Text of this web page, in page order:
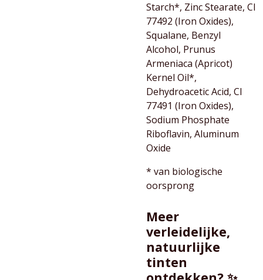
Starch*, Zinc Stearate, CI
77492 (Iron Oxides),
Squalane, Benzyl
Alcohol, Prunus
Armeniaca (Apricot)
Kernel Oil*,
Dehydroacetic Acid, CI
77491 (Iron Oxides),
Sodium Phosphate
Riboflavin, Aluminum
Oxide
* van biologische
oorsprong
Meer
verleidelijke,
natuurlijke
tinten